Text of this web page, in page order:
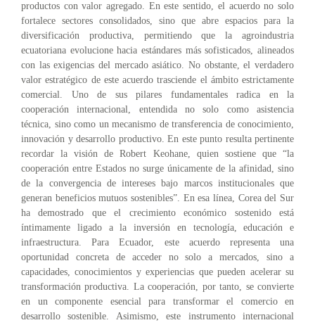
productos con valor agregado. En este sentido, el acuerdo no solo
fortalece sectores consolidados, sino que abre espacios para la
diversificación productiva, permitiendo que la agroindustria
ecuatoriana evolucione hacia estándares más sofisticados, alineados
con las exigencias del mercado asiático. No obstante, el verdadero
valor estratégico de este acuerdo trasciende el ámbito estrictamente
comercial. Uno de sus pilares fundamentales radica en la
cooperación internacional, entendida no solo como asistencia
técnica, sino como un mecanismo de transferencia de conocimiento,
innovación y desarrollo productivo. En este punto resulta pertinente
recordar la visión de Robert Keohane, quien sostiene que “la
cooperación entre Estados no surge únicamente de la afinidad, sino
de la convergencia de intereses bajo marcos institucionales que
generan beneficios mutuos sostenibles”. En esa línea, Corea del Sur
ha demostrado que el crecimiento económico sostenido está
íntimamente ligado a la inversión en tecnología, educación e
infraestructura. Para Ecuador, este acuerdo representa una
oportunidad concreta de acceder no solo a mercados, sino a
capacidades, conocimientos y experiencias que pueden acelerar su
transformación productiva. La cooperación, por tanto, se convierte
en un componente esencial para transformar el comercio en
desarrollo sostenible. Asimismo, este instrumento internacional